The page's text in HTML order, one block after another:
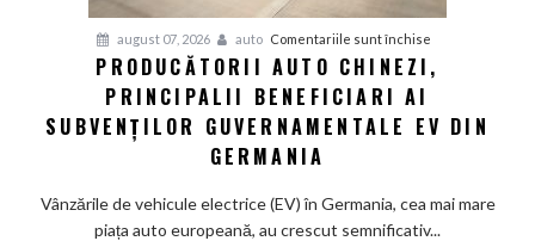
și
100%
august 07, 2026 auto Comentariile sunt închise
chinezi,
PRODUCĂTORII AUTO CHINEZI,
PRINCIPALII BENEFICIARI AI
SUBVENȚILOR GUVERNAMENTALE EV DIN
GERMANIA
Vânzările de vehicule electrice (EV) în Germania, cea mai mare
piața auto europeană, au crescut semnificativ...